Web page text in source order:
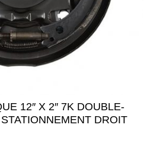
12″ X 2″ 7K DOUBLE-
DROIT